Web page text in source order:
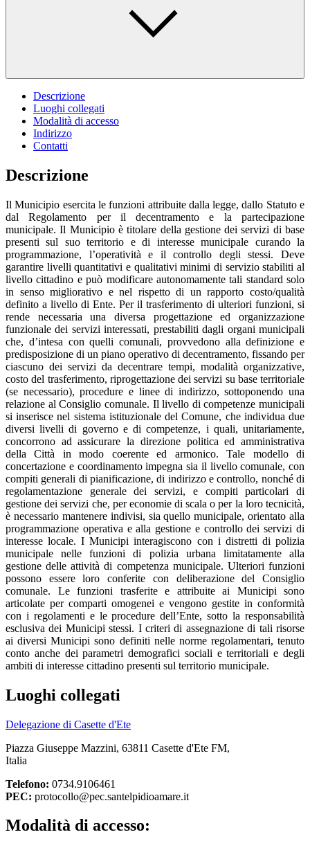
Descrizione
Luoghi collegati
Modalità di accesso
Indirizzo
Contatti
Descrizione
Il Municipio esercita le funzioni attribuite dalla legge, dallo Statuto e
dal Regolamento per il decentramento e la partecipazione
municipale. Il Municipio è titolare della gestione dei servizi di base
presenti sul suo territorio e di interesse municipale curando la
programmazione, l’operatività e il controllo degli stessi. Deve
garantire livelli quantitativi e qualitativi minimi di servizio stabiliti al
livello cittadino e può modificare autonomamente tali standard solo
in senso migliorativo e nel rispetto di un rapporto costo/qualità
definito a livello di Ente. Per il trasferimento di ulteriori funzioni, si
rende necessaria una diversa progettazione ed organizzazione
funzionale dei servizi interessati, prestabiliti dagli organi municipali
che, d’intesa con quelli comunali, provvedono alla definizione e
predisposizione di un piano operativo di decentramento, fissando per
ciascuno dei servizi da decentrare tempi, modalità organizzative,
costo del trasferimento, riprogettazione dei servizi su base territoriale
(se necessario), procedure e linee di indirizzo, sottoponendo una
relazione al Consiglio comunale. Il livello di competenze municipali
si inserisce nel sistema istituzionale del Comune, che individua due
diversi livelli di governo e di competenze, i quali, unitariamente,
concorrono ad assicurare la direzione politica ed amministrativa
della Città in modo coerente ed armonico. Tale modello di
concertazione e coordinamento impegna sia il livello comunale, con
compiti generali di pianificazione, di indirizzo e controllo, nonché di
regolamentazione generale dei servizi, e compiti particolari di
gestione dei servizi che, per economie di scala o per la loro tecnicità,
è necessario mantenere indivisi, sia quello municipale, orientato alla
programmazione operativa e alla gestione e controllo dei servizi di
interesse locale. I Municipi interagiscono con i distretti di polizia
municipale nelle funzioni di polizia urbana limitatamente alla
gestione delle attività di competenza municipale. Ulteriori funzioni
possono essere loro conferite con deliberazione del Consiglio
comunale. Le funzioni trasferite e attribuite ai Municipi sono
articolate per comparti omogenei e vengono gestite in conformità
con i regolamenti e le procedure dell’Ente, sotto la responsabilità
esclusiva dei Municipi stessi. I criteri di assegnazione di tali risorse
ai diversi Municipi sono definiti nelle norme regolamentari, tenuto
conto anche dei parametri demografici sociali e territoriali e degli
ambiti di interesse cittadino presenti sul territorio municipale.
Luoghi collegati
Delegazione di Casette d'Ete
Piazza Giuseppe Mazzini, 63811 Casette d'Ete FM,
Italia
Telefono: 0734.9106461
PEC: protocollo@pec.santelpidioamare.it
Modalità di accesso: